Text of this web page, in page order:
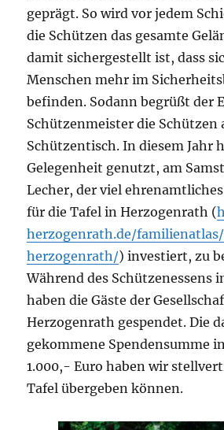
geprägt. So wird vor jedem
die Schützen das gesamte
damit sichergestellt ist, dass
Menschen mehr im
befinden. Sodann begrüßt der
Schützenmeister die Schützen
Schützentisch. In diesem Jahr
Gelegenheit genutzt, am
Lecher, der viel
für die Tafel in Herzogenrath (
herzogenrath.de/
herzogenrath/) investiert, zu
Während des Schützenessens
haben die Gäste der
Herzogenrath gespendet. Die
gekommene Spendensumme
1.000,- Euro haben wir
Tafel übergeben können.